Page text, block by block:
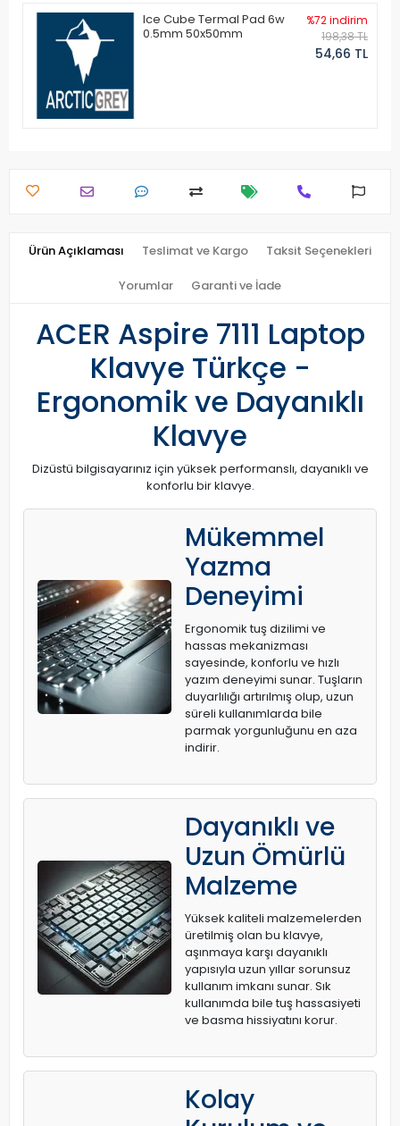
Ice Cube Termal Pad 6w
0.5mm 50x50mm
%72 indirim
198,38 TL
54,66 TL
Ürün Açıklaması Teslimat ve Kargo Taksit Seçenekleri
Yorumlar Garanti ve İade
ACER Aspire 7111 Laptop
Klavye Türkçe -
Ergonomik ve Dayanıklı
Klavye
Dizüstü bilgisayarınız için yüksek performanslı, dayanıklı ve
konforlu bir klavye.
Mükemmel
Yazma
Deneyimi
Ergonomik tuş dizilimi ve
hassas mekanizması
sayesinde, konforlu ve hızlı
yazım deneyimi sunar. Tuşların
duyarlılığı artırılmış olup, uzun
süreli kullanımlarda bile
parmak yorgunluğunu en aza
indirir.
Dayanıklı ve
Uzun Ömürlü
Malzeme
Yüksek kaliteli malzemelerden
üretilmiş olan bu klavye,
aşınmaya karşı dayanıklı
yapısıyla uzun yıllar sorunsuz
kullanım imkanı sunar. Sık
kullanımda bile tuş hassasiyeti
ve basma hissiyatını korur.
Kolay